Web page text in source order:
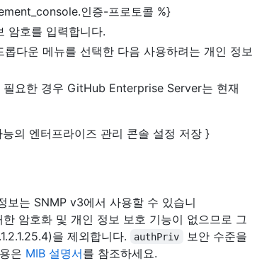
인증-프로토콜 %}
암호를 입력합니다.
롭다운 메뉴를 선택한 다음 사용하려는 개인 정보
요한 경우 GitHub Enterprise Server는 현재
의 엔터프라이즈 관리 콘솔 설정 저장 }
보는 SNMP v3에서 사용할 수 있습니
한 암호화 및 개인 정보 보호 기능이 없으므로 그
을 제외합니다. authPriv
보안 수준을
은 MIB 설명서를 참조하세요.